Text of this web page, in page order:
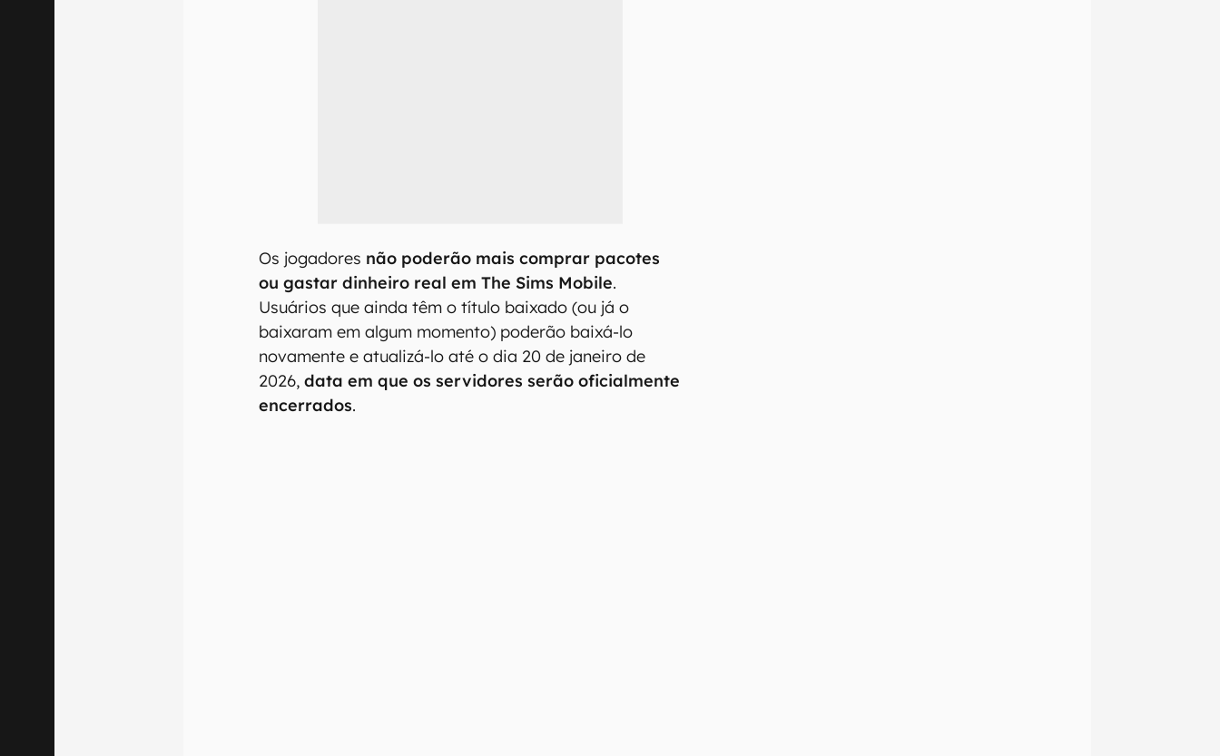
Os jogadores não poderão mais comprar pacotes
ou gastar dinheiro real em The Sims Mobile.
Usuários que ainda têm o título baixado (ou já o
baixaram em algum momento) poderão baixá-lo
novamente e atualizá-lo até o dia 20 de janeiro de
2026,data em que os servidores serão oficialmente
encerrados.